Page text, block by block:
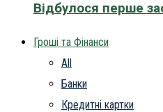
Відбулося перше
Гроші та Фінанси
All
Банки
Кредитні картки